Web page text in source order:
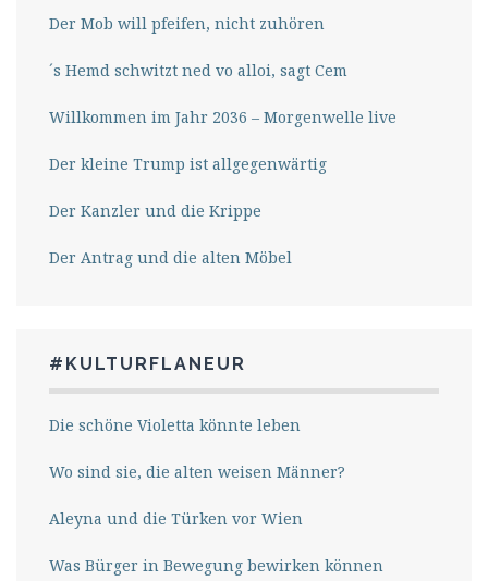
Der Mob will pfeifen, nicht zuhören
´s Hemd schwitzt ned vo alloi, sagt Cem
Willkommen im Jahr 2036 – Morgenwelle live
Der kleine Trump ist allgegenwärtig
Der Kanzler und die Krippe
Der Antrag und die alten Möbel
#KULTURFLANEUR
Die schöne Violetta könnte leben
Wo sind sie, die alten weisen Männer?
Aleyna und die Türken vor Wien
Was Bürger in Bewegung bewirken können